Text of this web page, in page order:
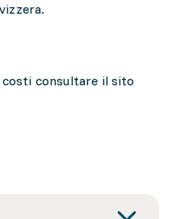
consultare il sito